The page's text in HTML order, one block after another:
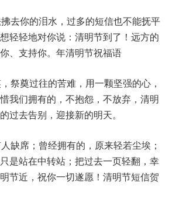
去你的泪水，过多的短信也不能抚平
轻轻地对你说：清明节到了！远方的
、支持你。年清明节祝福语
祭奠过往的苦难，用一颗坚强的心，
我们拥有的，不抱怨，不放弃，清明
过去告别，迎接新的明天。
缺席；曾经拥有的，原来轻若尘埃；
是站在中转站；把过去一页轻翻，幸
节近，祝你一切遂愿！清明节短信贺